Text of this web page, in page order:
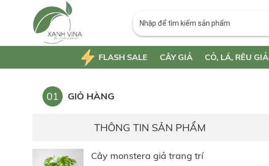
FLASH SALE CÂY GIẢ CỎ, LÁ, RÊU GIẢ
01 GIỎ HÀNG
THÔNG TIN SẢN PHẨM
Cây monstera giả trang trí